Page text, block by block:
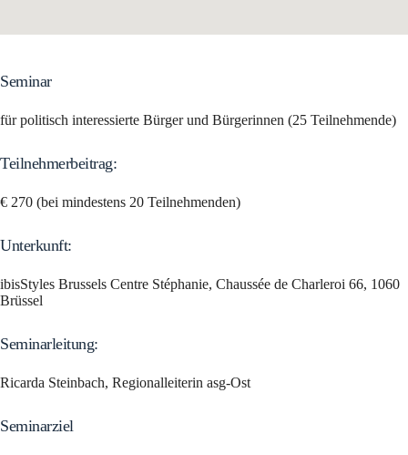
Seminar
für politisch interessierte Bürger und Bürgerinnen (25 Teilnehmende)
Teilnehmerbeitrag:
€ 270 (bei mindestens 20 Teilnehmenden)
Unterkunft:
ibisStyles Brussels Centre Stéphanie, Chaussée de Charleroi 66, 1060
Brüssel
Seminarleitung:
Ricarda Steinbach, Regionalleiterin asg-Ost
Seminarziel